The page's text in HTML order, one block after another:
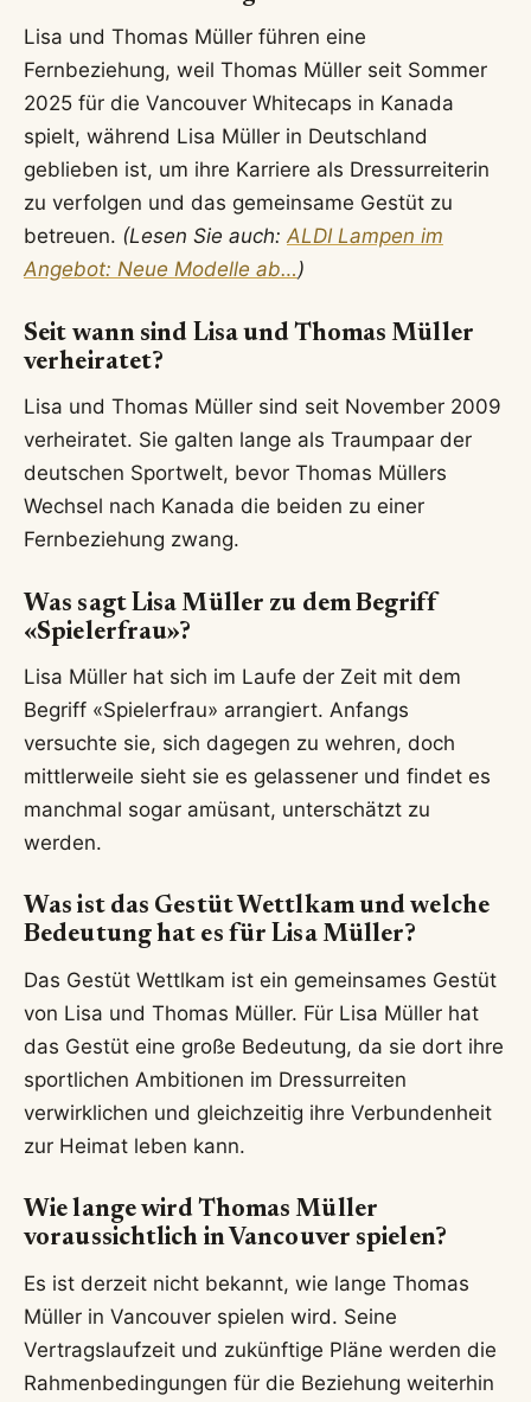
Lisa und Thomas Müller führen eine
Fernbeziehung, weil Thomas Müller seit Sommer
2025 für die Vancouver Whitecaps in Kanada
spielt, während Lisa Müller in Deutschland
geblieben ist, um ihre Karriere als Dressurreiterin
zu verfolgen und das gemeinsame Gestüt zu
betreuen. (Lesen Sie auch: ALDI Lampen im
Angebot: Neue Modelle ab…)
Seit wann sind Lisa und Thomas Müller
verheiratet?
Lisa und Thomas Müller sind seit November 2009
verheiratet. Sie galten lange als Traumpaar der
deutschen Sportwelt, bevor Thomas Müllers
Wechsel nach Kanada die beiden zu einer
Fernbeziehung zwang.
Was sagt Lisa Müller zu dem Begriff
«Spielerfrau»?
Lisa Müller hat sich im Laufe der Zeit mit dem
Begriff «Spielerfrau» arrangiert. Anfangs
versuchte sie, sich dagegen zu wehren, doch
mittlerweile sieht sie es gelassener und findet es
manchmal sogar amüsant, unterschätzt zu
werden.
Was ist das Gestüt Wettlkam und welche
Bedeutung hat es für Lisa Müller?
Das Gestüt Wettlkam ist ein gemeinsames Gestüt
von Lisa und Thomas Müller. Für Lisa Müller hat
das Gestüt eine große Bedeutung, da sie dort ihre
sportlichen Ambitionen im Dressurreiten
verwirklichen und gleichzeitig ihre Verbundenheit
zur Heimat leben kann.
Wie lange wird Thomas Müller
voraussichtlich in Vancouver spielen?
Es ist derzeit nicht bekannt, wie lange Thomas
Müller in Vancouver spielen wird. Seine
Vertragslaufzeit und zukünftige Pläne werden die
Rahmenbedingungen für die Beziehung weiterhin